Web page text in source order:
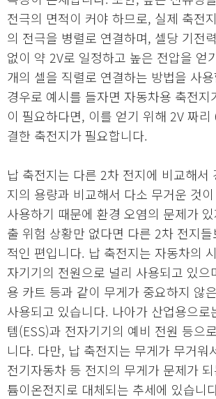
전극의 면적이 커야 하므로, 실제 축전
의 전극을 병렬로 연결하며, 셀당 기전
없이 약 2V로 일정하고 높은 전압을 얻
개의 셀을 직렬로 연결하는 방법을 사
경우로 예시를 들자면 자동차용 축전지
이 필요하다면, 이를 얻기 위해 2V 짜
결한 축전지가 필요합니다.
납 축전지는 다른 2차 전지에 비교해서
지의 용량과 비교해서 다소 무거운 것
사용하기 때문에 환경 오염의 문제가
출 위험 상황만 없다면 다른 2차 전지
적인 편입니다. 납 축전지는 자동차의
자기기의 전원으로 널리 사용되고 있으
용 카트 등과 같이 무게가 중요하지 않
사용되고 있습니다. 나아가 산업용으로
템(ESS)과 전자기기의 예비 전원 등으
니다. 다만, 납 축전지는 무게가 무거워
전기자동차 등 전지의 무게가 문제가
튬이온전지로 대체되는 추세에 있습니